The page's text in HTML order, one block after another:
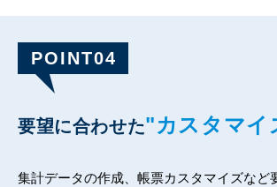
POINT04
要望に合わせた"カスタマイ
集計データの作成、帳票カスタマイズなど